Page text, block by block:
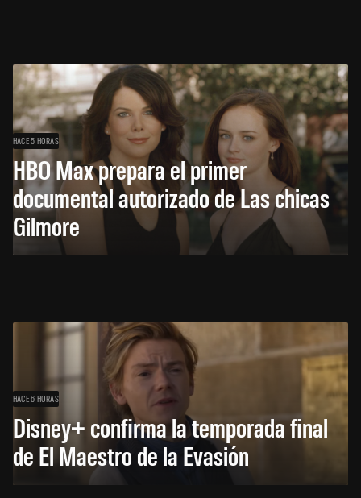
HACE 5 HORAS
HBO Max prepara el primer
documental autorizado de Las chicas
Gilmore
HACE 6 HORAS
Disney+ confirma la temporada final
de El Maestro de la Evasión